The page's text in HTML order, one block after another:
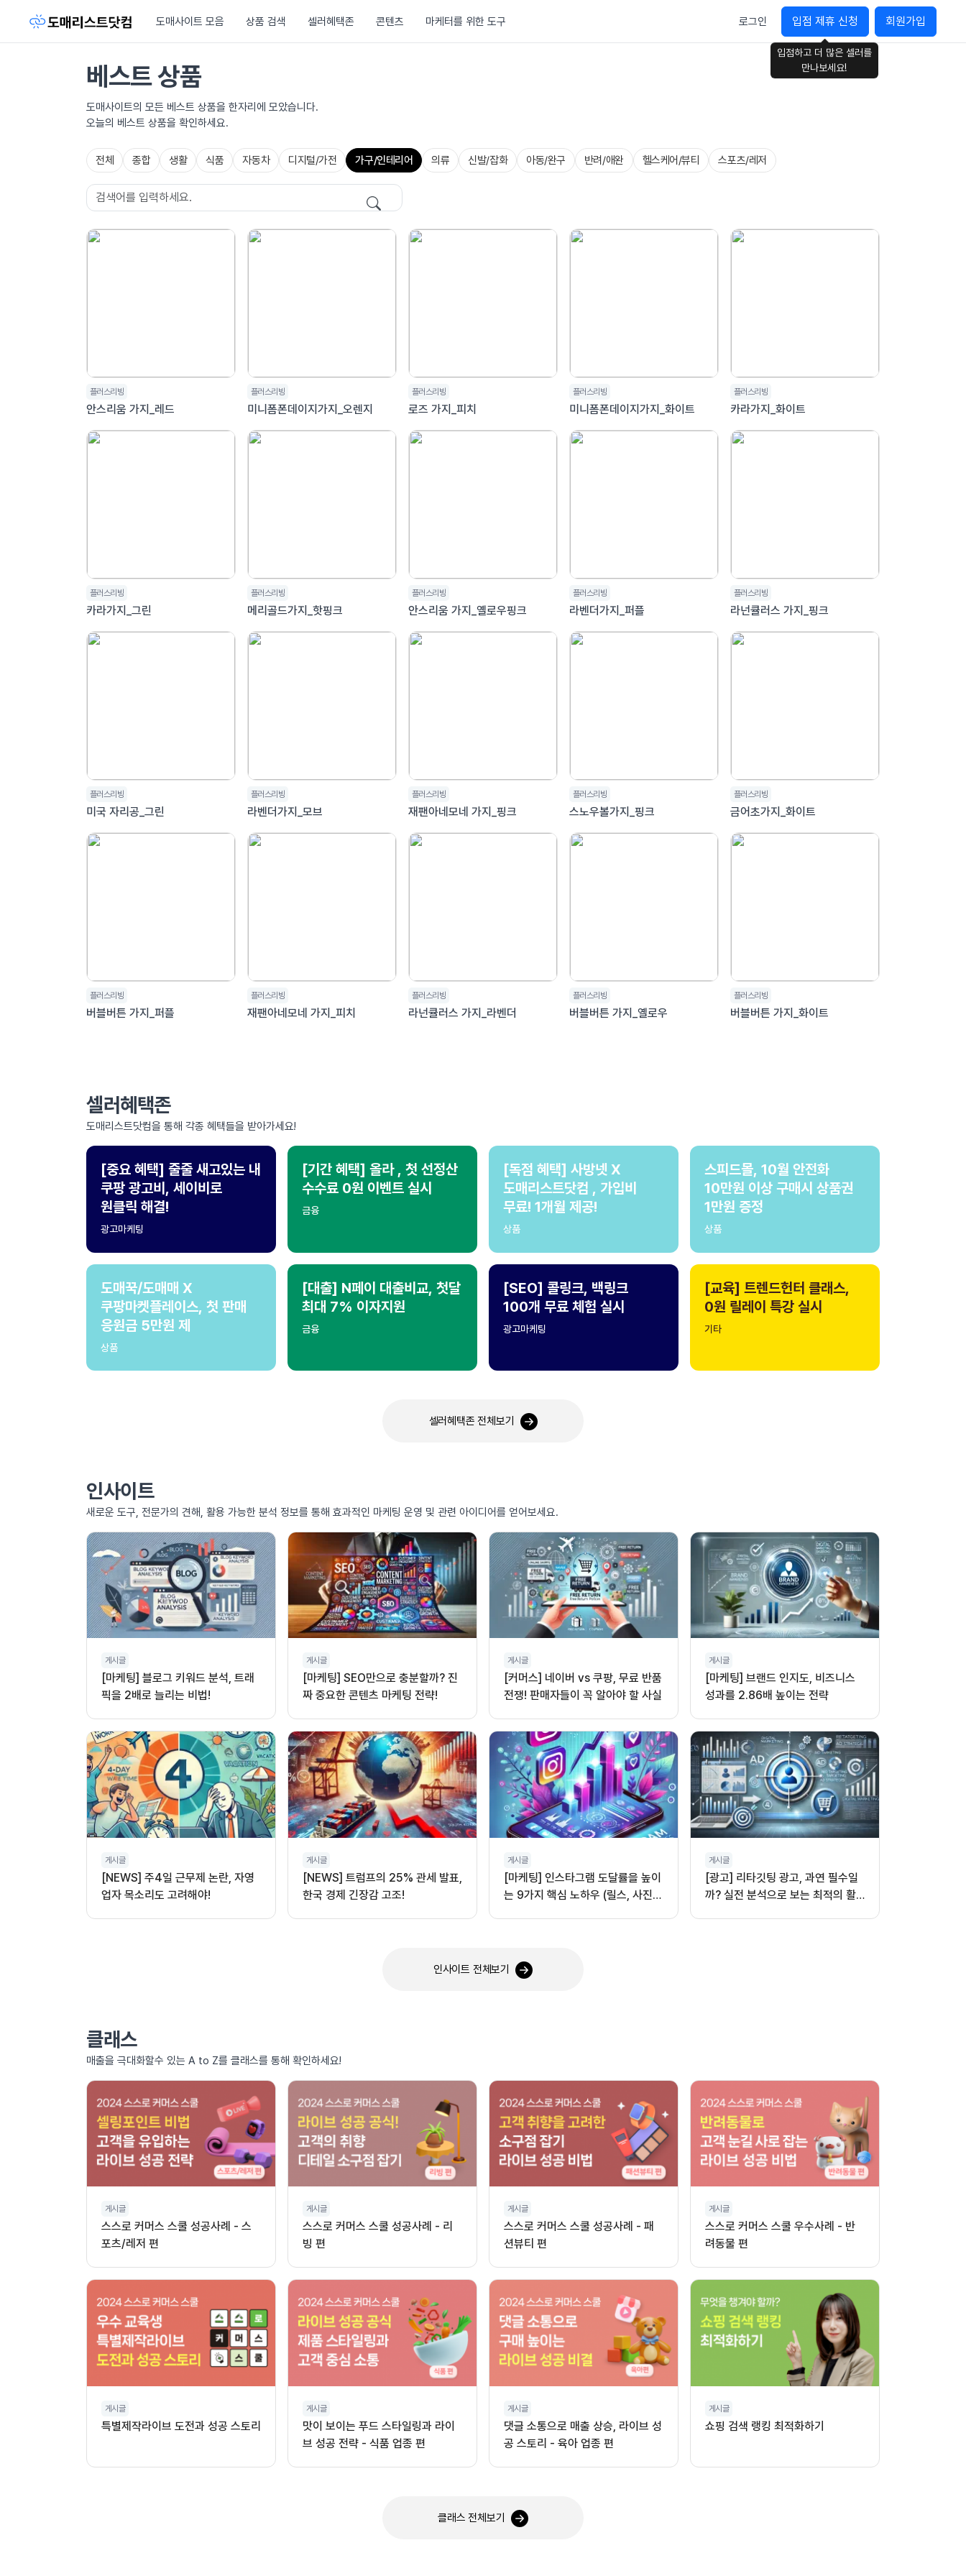
도매사이트 모음 상품 검색 셀러혜택존 콘텐츠 마케터를 위한 도구 로그인 입점 제휴 신청
입점하고 더 많은 셀러를
만나보세요!
회원가입
베스트 상품
도매사이트의 모든 베스트 상품을 한자리에 모았습니다.
오늘의 베스트 상품을 확인하세요.
전체 종합 생활 식품 자동차 디지털/가전 가구/인테리어 의류 신발/잡화 아동/완구 반려/애완 헬스케어/뷰티 스포츠/레저
플러스리빙
안스리움 가지_레드
플러스리빙
미니폼폰데이지가지_오렌지
플러스리빙
로즈 가지_피치
플러스리빙
미니폼폰데이지가지_화이트
플러스리빙
카라가지_화이트
플러스리빙
카라가지_그린
플러스리빙
메리골드가지_핫핑크
플러스리빙
안스리움 가지_옐로우핑크
플러스리빙
라벤더가지_퍼플
플러스리빙
라넌큘러스 가지_핑크
플러스리빙
미국 자리공_그린
플러스리빙
라벤더가지_모브
플러스리빙
재팬아네모네 가지_핑크
플러스리빙
스노우볼가지_핑크
플러스리빙
금어초가지_화이트
플러스리빙
버블버튼 가지_퍼플
플러스리빙
재팬아네모네 가지_피치
플러스리빙
라넌큘러스 가지_라벤더
플러스리빙
버블버튼 가지_옐로우
플러스리빙
버블버튼 가지_화이트
셀러혜택존
도매리스트닷컴을 통해 각종 혜택들을 받아가세요!
[중요 혜택] 줄줄 새고있는 내
쿠팡 광고비, 세이비로
원클릭 해결!
광고마케팅
[기간 혜택] 올라 , 첫 선정산
수수료 0원 이벤트 실시
금융
[독점 혜택] 사방넷 X
도매리스트닷컴 , 가입비
무료! 1개월 제공!
상품
스피드몰, 10월 안전화
10만원 이상 구매시 상품권
1만원 증정
상품
도매꾹/도매매 X
쿠팡마켓플레이스, 첫 판매
응원금 5만원 제
상품
[대출] N페이 대출비교, 첫달
최대 7% 이자지원
금융
[SEO] 콜링크, 백링크
100개 무료 체험 실시
광고마케팅
[교육] 트렌드헌터 클래스,
0원 릴레이 특강 실시
기타
셀러혜택존 전체보기
인사이트
새로운 도구, 전문가의 견해, 활용 가능한 분석 정보를 통해 효과적인 마케팅 운영 및 관련 아이디어를 얻어보세요.
게시글
[마케팅] 블로그 키워드 분석, 트래
픽을 2배로 늘리는 비법!
게시글
[마케팅] SEO만으로 충분할까? 진
짜 중요한 콘텐츠 마케팅 전략!
게시글
[커머스] 네이버 vs 쿠팡, 무료 반품
전쟁! 판매자들이 꼭 알아야 할 사실
게시글
[마케팅] 브랜드 인지도, 비즈니스
성과를 2.86배 높이는 전략
게시글
[NEWS] 주4일 근무제 논란, 자영
업자 목소리도 고려해야!
게시글
[NEWS] 트럼프의 25% 관세 발표,
한국 경제 긴장감 고조!
게시글
[마케팅] 인스타그램 도달률을 높이
는 9가지 핵심 노하우 (릴스, 사진,
게시글
[광고] 리타깃팅 광고, 과연 필수일
까? 실전 분석으로 보는 최적의 활
인사이트 전체보기
클래스
매출을 극대화할수 있는 A to Z를 클래스를 통해 확인하세요!
게시글
스스로 커머스 스쿨 성공사례 - 스
포츠/레저 편
게시글
스스로 커머스 스쿨 성공사례 - 리
빙 편
게시글
스스로 커머스 스쿨 성공사례 - 패
션뷰티 편
게시글
스스로 커머스 스쿨 우수사례 - 반
려동물 편
게시글
특별제작라이브 도전과 성공 스토리
게시글
맛이 보이는 푸드 스타일링과 라이
브 성공 전략 - 식품 업종 편
게시글
댓글 소통으로 매출 상승, 라이브 성
공 스토리 - 육아 업종 편
게시글
쇼핑 검색 랭킹 최적화하기
클래스 전체보기